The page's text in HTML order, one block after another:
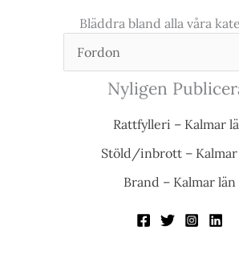
Bläddra bland alla våra
Nyligen
Rattfylleri – Kalmar
Stöld/inbrott – Kalmar
Brand – Kalmar län